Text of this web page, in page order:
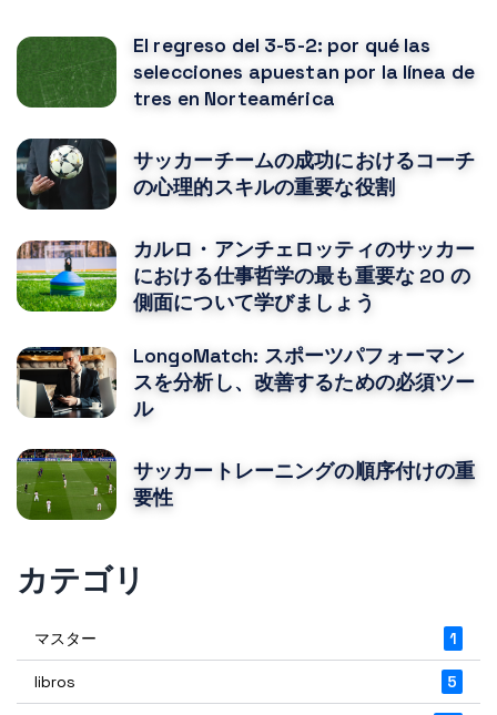
El regreso del 3-5-2: por qué las
selecciones apuestan por la línea de
tres en Norteamérica
サッカーチームの成功におけるコーチ
の心理的スキルの重要な役割
カルロ・アンチェロッティのサッカー
における仕事哲学の最も重要な 20 の
側面について学びましょう
LongoMatch: スポーツパフォーマン
スを分析し、改善するための必須ツー
ル
サッカートレーニングの順序付けの重
要性
カテゴリ
マスター 1
libros 5